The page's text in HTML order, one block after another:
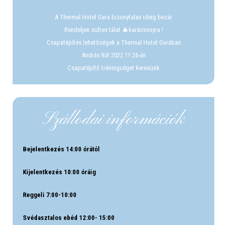
A Thermal Hotel Gara bizonytalan ideig bezár
Rendeljen sültes tálat 🎄karácsonyra !
Csapatépítés lehetőségek a Thermal Hotel Garában
András Bál 2022.11.26-án
Csapatépítő tréningcéget keresünk
Szállodai információk
Bejelentkezés 14:00 órától
Kijelentkezés 10:00 óráig
Reggeli 7:00-10:00
Svédasztalos ebéd 12:00- 15:00